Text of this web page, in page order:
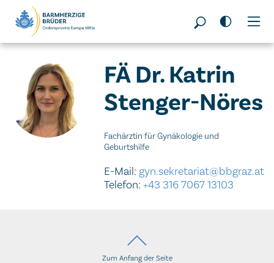
Seitenbereiche:
FÄ Dr. Katrin
Stenger-Nöres
Fachärztin für Gynäkologie und
Geburtshilfe
E-Mail: gyn.sekretariat@bbgraz.at
Telefon:+43 316 7067 13103
Zum Anfang der Seite